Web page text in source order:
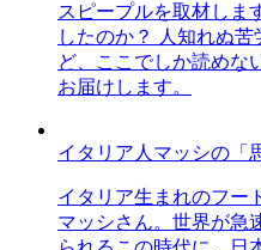
スピープルを取材しま
したのか？ 人知れぬ
ど、ここでしか読めな
お届けします。
イタリア人マッシの「
イタリア生まれのフー
マッシさん。世界が急